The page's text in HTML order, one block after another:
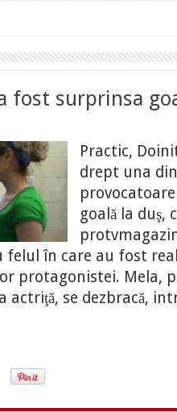
fost surprinsa
Practic,
drept una
goală la duş,
în care au fost
protagonistei. Mela,
se dezbracă,